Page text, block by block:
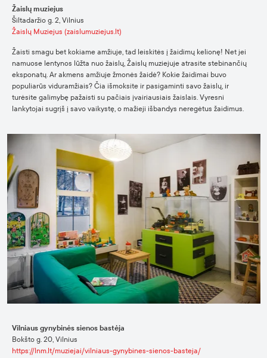
Žaislų muziejus
Šiltadaržio g. 2, Vilnius
Žaislų Muziejus (zaislumuziejus.lt)
Žaisti smagu bet kokiame amžiuje, tad leiskitės į žaidimų kelionę! Net jei
namuose lentynos lūžta nuo žaislų, Žaislų muziejuje atrasite stebinančių
eksponatų. Ar akmens amžiuje žmonės žaidė? Kokie žaidimai buvo
populiarūs viduramžiais? Čia išmoksite ir pasigaminti savo žaislų, ir
turėsite galimybę pažaisti su pačiais įvairiausiais žaislais. Vyresni
lankytojai sugrįš į savo vaikystę, o mažieji išbandys neregėtus žaidimus.
Vilniaus gynybinės sienos bastėja
Bokšto g. 20, Vilnius
https://lnm.lt/muziejai/vilniaus-gynybines-sienos-basteja/